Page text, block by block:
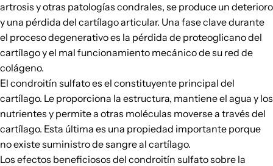
artrosis y otras patologías condrales, se produce un deterioro
y una pérdida del cartílago articular. Una fase clave durante
el proceso degenerativo es la pérdida de proteoglicano del
cartílago y el mal funcionamiento mecánico de su red de
colágeno.
El condroitín sulfato es el constituyente principal del
cartílago. Le proporciona la estructura, mantiene el agua y los
nutrientes y permite a otras moléculas moverse a través del
cartílago. Esta última es una propiedad importante porque
no existe suministro de sangre al cartílago.
Los efectos beneficiosos del condroitín sulfato sobre la